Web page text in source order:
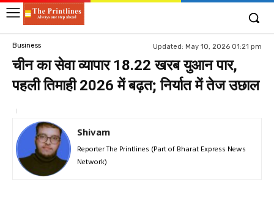
Business Updated: May 10, 2026 01:21 pm
चीन का सेवा व्यापार 18.22 खरब युआन पार,
पहली तिमाही 2026 में बढ़त; निर्यात में तेज उछाल
Shivam
Reporter The Printlines (Part of Bharat Express News
Network)